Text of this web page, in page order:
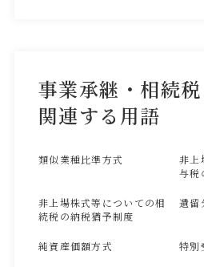
事業承継・相続
関連する用語
類似業種比準方式
非上
与税
非上場株式等についての相
続税の納税猶予制度
遺留
純資産価額方式 特別